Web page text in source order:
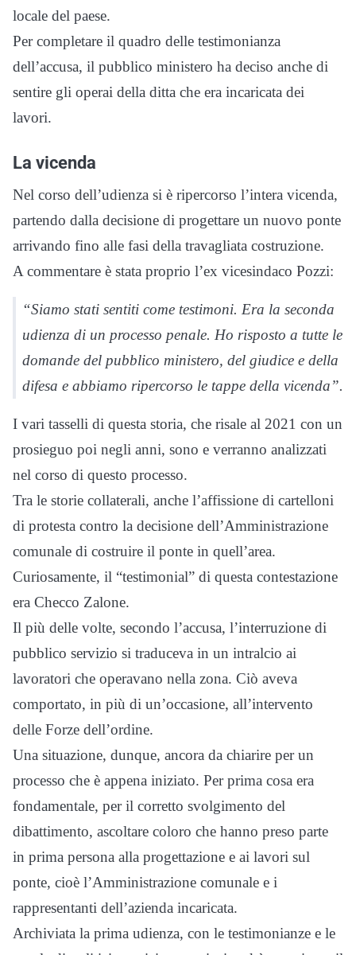
locale del paese.
Per completare il quadro delle testimonianza
dell’accusa, il pubblico ministero ha deciso anche di
sentire gli operai della ditta che era incaricata dei
lavori.
La vicenda
Nel corso dell’udienza si è ripercorso l’intera vicenda,
partendo dalla decisione di progettare un nuovo ponte
arrivando fino alle fasi della travagliata costruzione.
A commentare è stata proprio l’ex vicesindaco Pozzi:
“Siamo stati sentiti come testimoni. Era la seconda
udienza di un processo penale. Ho risposto a tutte le
domande del pubblico ministero, del giudice e della
difesa e abbiamo ripercorso le tappe della vicenda”.
I vari tasselli di questa storia, che risale al 2021 con un
prosieguo poi negli anni, sono e verranno analizzati
nel corso di questo processo.
Tra le storie collaterali, anche l’affissione di cartelloni
di protesta contro la decisione dell’Amministrazione
comunale di costruire il ponte in quell’area.
Curiosamente, il “testimonial” di questa contestazione
era Checco Zalone.
Il più delle volte, secondo l’accusa, l’interruzione di
pubblico servizio si traduceva in un intralcio ai
lavoratori che operavano nella zona. Ciò aveva
comportato, in più di un’occasione, all’intervento
delle Forze dell’ordine.
Una situazione, dunque, ancora da chiarire per un
processo che è appena iniziato. Per prima cosa era
fondamentale, per il corretto svolgimento del
dibattimento, ascoltare coloro che hanno preso parte
in prima persona alla progettazione e ai lavori sul
ponte, cioè l’Amministrazione comunale e i
rappresentanti dell’azienda incaricata.
Archiviata la prima udienza, con le testimonianze e le